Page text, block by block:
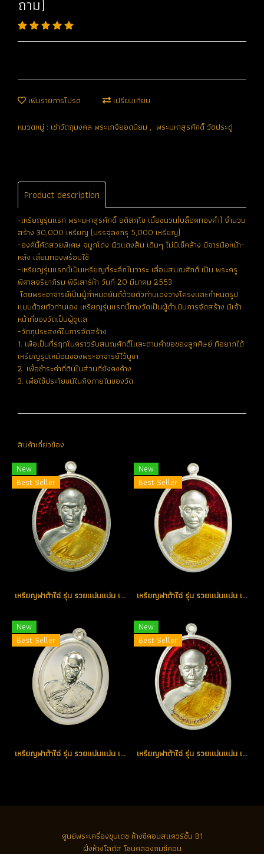
ถาม)
เพิ่มรายการโปรด เปรียบเทียบ
หมวดหมู่ : เช่าวัตถุมงคล พระเกจิยอดนิยม , พระมหาสุรศักดิ์ วัดประดู่
Product description
-เหรียญรุ่นแรก พระมหาสุรศักดิ์ อติสกฺโข เนื้อชนวน(บล็อคทองคำ) จำนวน
สร้าง 30,000 เหรียญ (บรรจุลงกรุ 5,000 เหรียญ)
-องค์นี้คัดสวยพิเศษ จมูกโด่ง ผิวแดงส้ม เดิมๆ ไม่มีเช็คล้าง มีจารมือหน้า-
หลัง เลี่ยมทองพร้อมใช้
-เหรียญรุ่นแรกนี้เป็นเหรียญที่ระลึกในวาระ เลื่อนสมณศักดิ์ เป็น พระครู
พิศาลจริยาภิรม พิธีเสาร์ห้า วันที่ 20 มีนาคม 2553
โดยพระอาจารย์เป็นผู้กำหนดยันต์ด้วยตัวท่านเองวางโครงและกำหนดรูป
แบบด้วยตัวท่านเอง เหรียญรุ่นแรกนี้ทางวัดเป็นผู้ดำเนินการจัดสร้าง มีเจ้า
หน้าที่ของวัดเป็นผู้ดูแล
-วัตถุประสงค์ในการจัดสร้าง
1. เพื่อเป็นที่รฤกในคราวรับสมณศักดิ์(และตามคำขอของลูกศิษย์ ทีอยากได้
เหรียญรูปเหมือนของพระอาจารย์ไว้บูชา
2. เพื่อชำระค่าที่ดินในส่วนที่ยังคงค้าง
3. เพื่อใช้ประโยชน์ในกิจภายในของวัด
สินค้าเกี่ยวข้อง
New
Best Seller
เหรียญฟาต้าไฉ่ รุ่น รวยแน่นแน่น เนื้อเงินลงยาสีแดง หมายเลข 205 (โทรถาม)
New
Best Seller
เหรียญฟาต้าไฉ่ รุ่น รวยแน่นแน่น เนื้อเงินลงยาสีแดง หมายเลข 403 (โทรถาม)
New
Best Seller
เหรียญฟาต้าไฉ่ รุ่น รวยแน่นแน่น เนื้อเงินไม่ตัดปีก จารมือหลวงพ่อ หมายเลข 90 (โทรถาม)
New
Best Seller
เหรียญฟาต้าไฉ่ รุ่น รวยแน่นแน่น เนื้อเงินลงยาสีแดง หมายเลข 413 (โทรถาม)
ศูนย์พระเครื่องขุนเดช ห้างซีคอนสแควร์ชั้น B1
ฝั่งห้างโลตัส โซนคลองถมซีคอน